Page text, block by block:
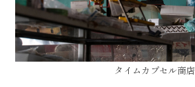
タイムカプセル商店